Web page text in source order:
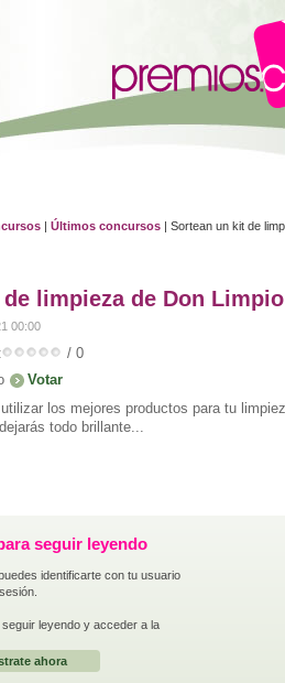
|Últimos concursos | Sortean un kit de
limpieza de Don
00:00
/ 0
los mejores productos para tu
todo brillante...
seguir leyendo
identificarte con tu usuario
leyendo y acceder a la
ahora